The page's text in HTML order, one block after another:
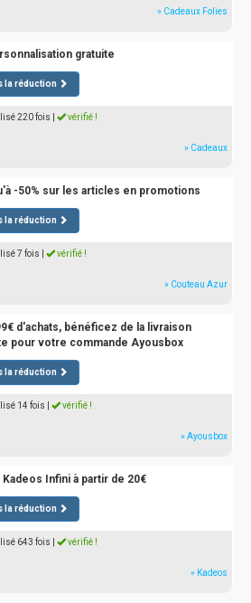
» Cadeaux Folies
gratuite
la réduction
220 fois vérifié !
» Cadeaux
-50% sur les articles en promotions
la réduction
7 fois vérifié !
» Couteau Azur
d'achats, bénéficez de la livraison
pour votre commande Ayousbox
la réduction
14 fois vérifié !
» Ayousbox
Kadeos Infini à partir de 20€
la réduction
643 fois vérifié !
» Kadeos